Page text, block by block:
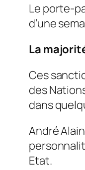
Le porte-
d’une
La
Ces
des
dans
André
Etat.